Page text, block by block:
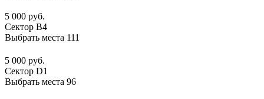
5 000 руб.
Сектор B4
Выбрать места 111
5 000 руб.
Сектор D1
Выбрать места 96